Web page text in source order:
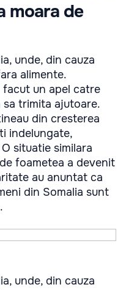
moara de
unde, din cauza
alimente.
un apel catre
trimita ajutoare.
din cresterea
indelungate,
situatie similara
foametea a devenit
au anuntat ca
din Somalia sunt
unde, din cauza